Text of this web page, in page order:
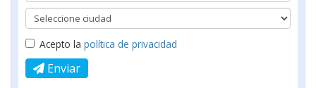
Acepto la política de privacidad
Enviar